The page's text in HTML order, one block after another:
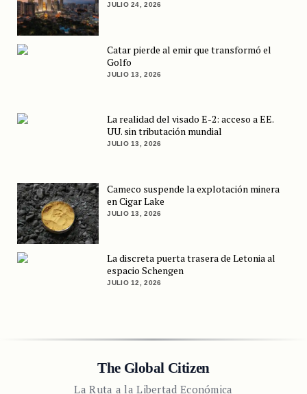
JULIO 24, 2026
Catar pierde al emir que transformó el
Golfo
JULIO 13, 2026
La realidad del visado E-2: acceso a EE.
UU. sin tributación mundial
JULIO 13, 2026
Cameco suspende la explotación minera
en Cigar Lake
JULIO 13, 2026
La discreta puerta trasera de Letonia al
espacio Schengen
JULIO 12, 2026
The Global Citizen
La Ruta a la Libertad Económica